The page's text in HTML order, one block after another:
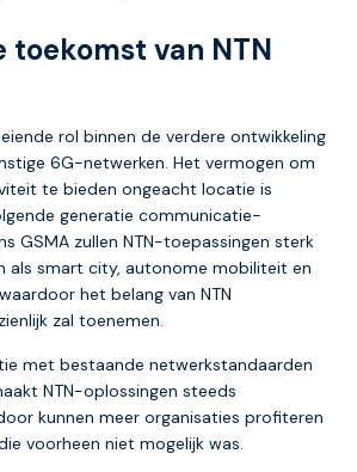
toekomst van NTN
rol binnen de verdere ontwikkeling
6G-netwerken. Het vermogen om
te bieden ongeacht locatie is
generatie communicatie-
GSMA zullen NTN-toepassingen sterk
als smart city, autonome mobiliteit en
het belang van NTN
zal toenemen.
met bestaande netwerkstandaarden
NTN-oplossingen steeds
kunnen meer organisaties profiteren
voorheen niet mogelijk was.